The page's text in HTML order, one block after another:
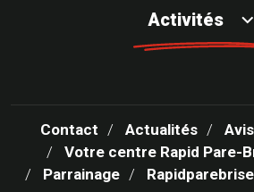
Activités
Contact Actualités
Votre centre Rapid Pare-
Parrainage